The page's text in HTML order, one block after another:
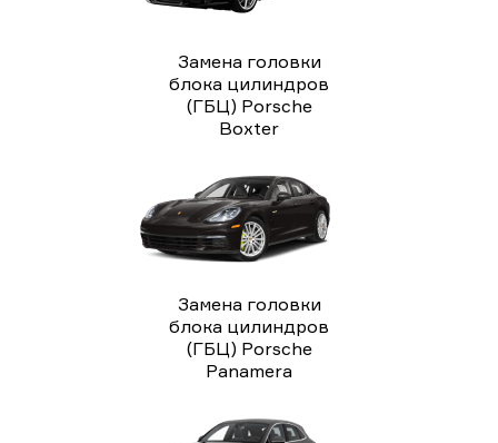
Замена головки
блока цилиндров
(ГБЦ) Porsche
Boxter
Замена головки
блока цилиндров
(ГБЦ) Porsche
Panamera